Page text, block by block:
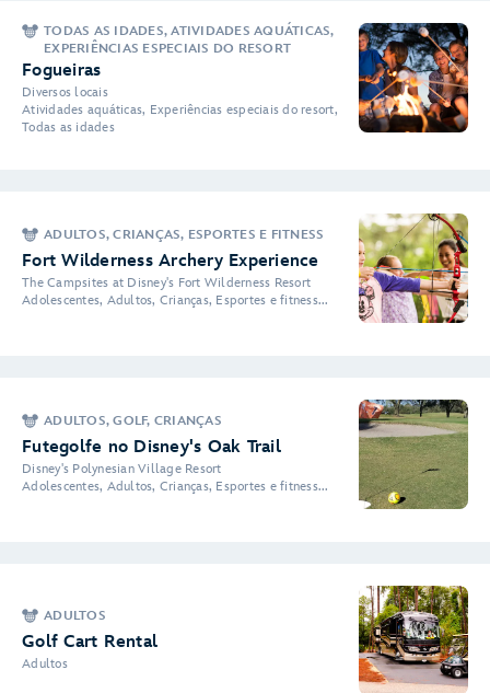
TODAS AS IDADES, ATIVIDADES AQUÁTICAS,
EXPERIÊNCIAS ESPECIAIS DO RESORT
Fogueiras
Diversos locais
Atividades aquáticas, Experiências especiais do resort,
Todas as idades
ADULTOS, CRIANÇAS, ESPORTES E FITNESS
Fort Wilderness Archery Experience
The Campsites at Disney's Fort Wilderness Resort
Adolescentes, Adultos, Crianças, Esportes e fitness...
ADULTOS, GOLF, CRIANÇAS
Futegolfe no Disney's Oak Trail
Disney's Polynesian Village Resort
Adolescentes, Adultos, Crianças, Esportes e fitness...
ADULTOS
Golf Cart Rental
Adultos